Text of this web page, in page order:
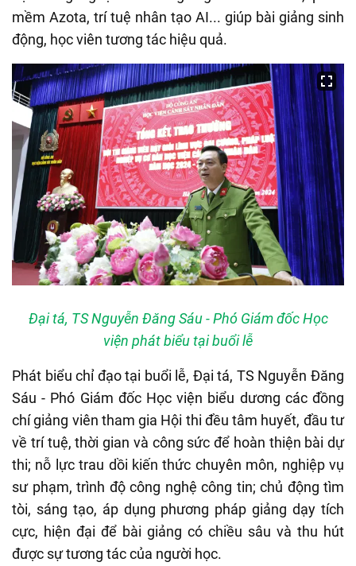
mềm Azota, trí tuệ nhân tạo AI... giúp bài giảng sinh
động, học viên tương tác hiệu quả.
Đại tá, TS Nguyễn Đăng Sáu - Phó Giám đốc Học
viện phát biểu tại buổi lễ
Phát biểu chỉ đạo tại buổi lễ, Đại tá, TS Nguyễn Đăng
Sáu - Phó Giám đốc Học viện biểu dương các đồng
chí giảng viên tham gia Hội thi đều tâm huyết, đầu tư
về trí tuệ, thời gian và công sức để hoàn thiện bài dự
thi; nỗ lực trau dồi kiến thức chuyên môn, nghiệp vụ
sư phạm, trình độ công nghệ công tin; chủ động tìm
tòi, sáng tạo, áp dụng phương pháp giảng dạy tích
cực, hiện đại để bài giảng có chiều sâu và thu hút
được sự tương tác của người học.